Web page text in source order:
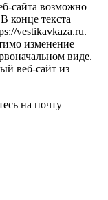
сайта возможно
конце текста
vestikavkaza.ru.
изменение
виде.
веб-сайт из
на почту